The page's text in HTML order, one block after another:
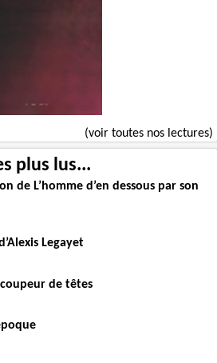
(voir toutes nos lectures)
plus lus...
de L’homme d’en dessous par son
Legayet
de têtes